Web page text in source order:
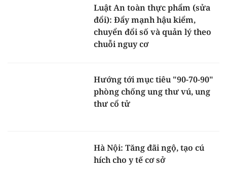
Luật An toàn thực phẩm (sửa
đổi): Đẩy mạnh hậu kiểm,
chuyển đổi số và quản lý theo
chuỗi nguy cơ
Hướng tới mục tiêu "90-70-90"
phòng chống ung thư vú, ung
thư cổ tử
Hà Nội: Tăng đãi ngộ, tạo cú
hích cho y tế cơ sở